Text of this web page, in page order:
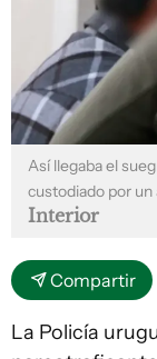
Así llegaba el
custodiado por
Interior
Compartir
La Policía